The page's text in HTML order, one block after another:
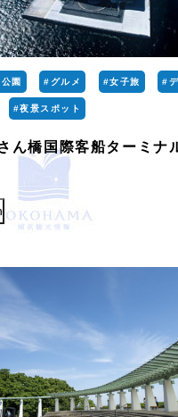
園 #グルメ #女子旅 #
#夜景スポット
ん橋国際客船ターミナ